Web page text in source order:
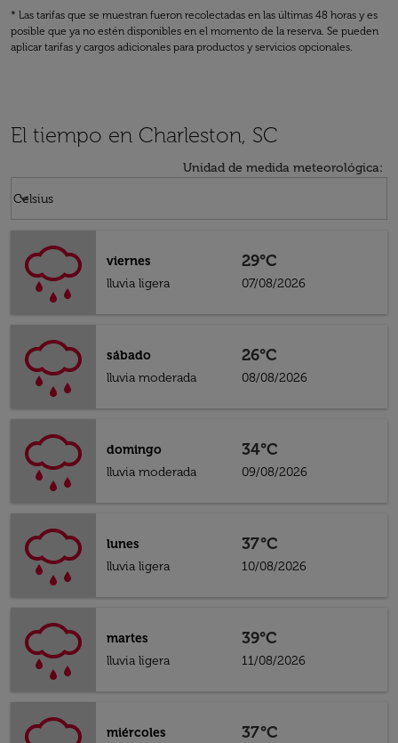
* Las tarifas que se muestran fueron recolectadas en las últimas 48 horas y es
posible que ya no estén disponibles en el momento de la reserva. Se pueden
aplicar tarifas y cargos adicionales para productos y servicios opcionales.
El tiempo en Charleston, SC
Unidad de medida meteorológica:
Celsius
keyboard_arrow_down
viernes
lluvia ligera
29°C
07/08/2026
sábado
lluvia moderada
26°C
08/08/2026
domingo
lluvia moderada
34°C
09/08/2026
lunes
lluvia ligera
37°C
10/08/2026
martes
lluvia ligera
39°C
11/08/2026
miércoles
37°C